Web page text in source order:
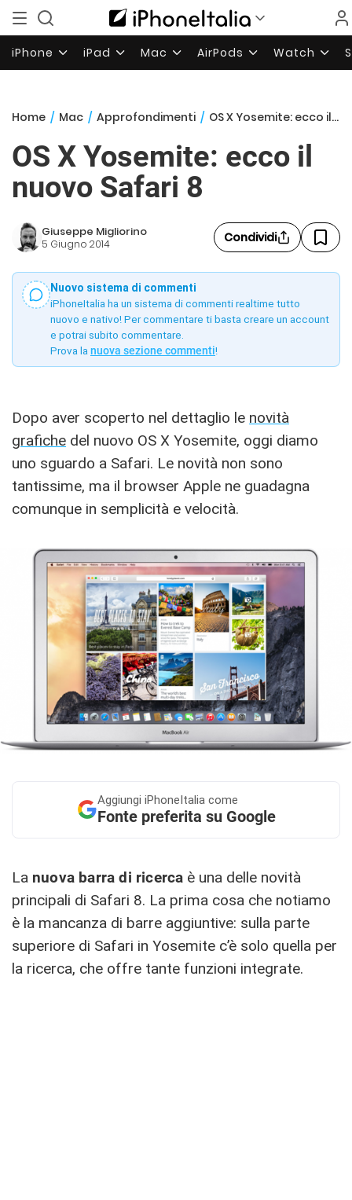
iPhone iPad Mac AirPods Watch
Home / Mac / Approfondimenti / OS X Yosemite: ecco il nuovo Safari 8
OS X Yosemite: ecco il
nuovo Safari 8
Giuseppe Migliorino
5 Giugno 2014 Condividi
Nuovo sistema di commenti
iPhoneItalia ha un sistema di commenti realtime tutto
nuovo e nativo! Per commentare ti basta creare un account
e potrai subito commentare.
Prova la nuova sezione commenti!
Dopo aver scoperto nel dettaglio le novità
grafiche del nuovo OS X Yosemite, oggi diamo
uno sguardo a Safari. Le novità non sono
tantissime, ma il browser Apple ne guadagna
comunque in semplicità e velocità.
Aggiungi iPhoneItalia come
Fonte preferita su Google
La nuova barra di ricerca è una delle novità
principali di Safari 8. La prima cosa che notiamo
è la mancanza di barre aggiuntive: sulla parte
superiore di Safari in Yosemite c’è solo quella per
la ricerca, che offre tante funzioni integrate.